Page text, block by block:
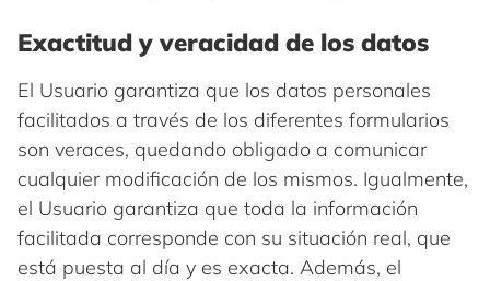
Exactitud y veracidad de los datos
El Usuario garantiza que los datos personales
facilitados a través de los diferentes formularios
son veraces, quedando obligado a comunicar
cualquier modificación de los mismos. Igualmente,
el Usuario garantiza que toda la información
facilitada corresponde con su situación real, que
está puesta al día y es exacta. Además, el